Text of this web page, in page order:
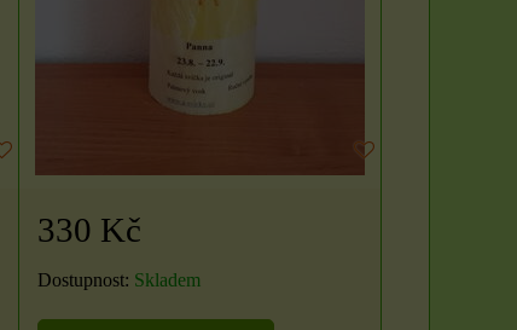
330 Kč
Dostupnost: Skladem